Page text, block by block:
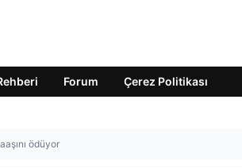
Forum Çerez Politikası
ödüyor